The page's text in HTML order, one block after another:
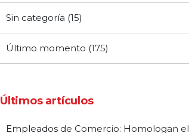
Sin categoría (15)
Último momento (175)
Últimos artículos
Empleados de Comercio: Homologan el